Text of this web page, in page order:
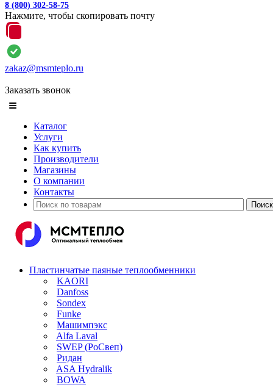
8 (800) 302-58-75
Нажмите, чтобы скопировать почту
zakaz@msmteplo.ru
Заказать звонок
Каталог
Услуги
Как купить
Производители
Магазины
О компании
Контакты
Пластинчатые паяные теплообменники
KAORI
Danfoss
Sondex
Funke
Машимпэкс
Alfa Laval
SWEP (РоСвеп)
Ридан
ASA Hydralik
BOWA